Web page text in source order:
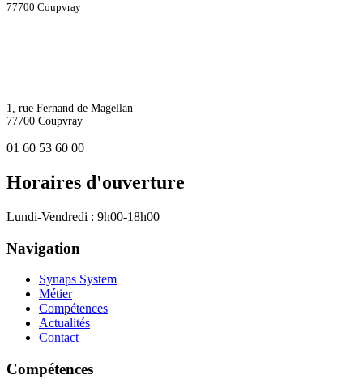
77700 Coupvray
1, rue Fernand de Magellan
77700 Coupvray
01 60 53 60 00
Horaires d'ouverture
Lundi-Vendredi : 9h00-18h00
Navigation
Synaps System
Métier
Compétences
Actualités
Contact
Compétences